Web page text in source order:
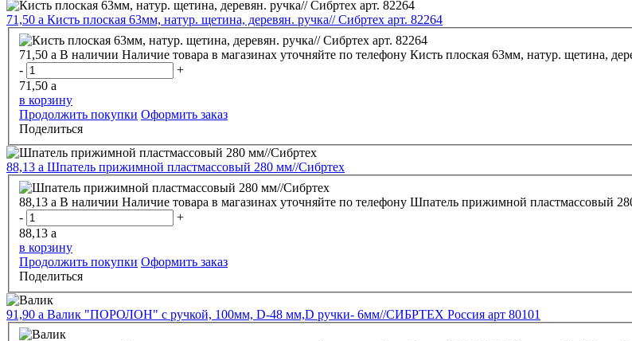
71,50 a Кисть плоская 63мм, натур. щетина, деревян. ручка// Сибртех арт. 82264
71,50 a В наличии Наличие товара в магазинах уточняйте по телефону Кисть плоская 63мм, натур. щетина,
-
+
71,50 a
в корзину
Продолжить покупки Оформить заказ
Поделиться
88,13 a Шпатель прижимной пластмассовый 280 мм//Сибртех
88,13 a В наличии Наличие товара в магазинах уточняйте по телефону Шпатель прижимной пластмассовый
-
+
88,13 a
в корзину
Продолжить покупки Оформить заказ
Поделиться
91,90 a Валик "ПОРОЛОН" с ручкой, 100мм, D-48 мм,D ручки- 6мм//СИБРТЕХ Россия арт 80101